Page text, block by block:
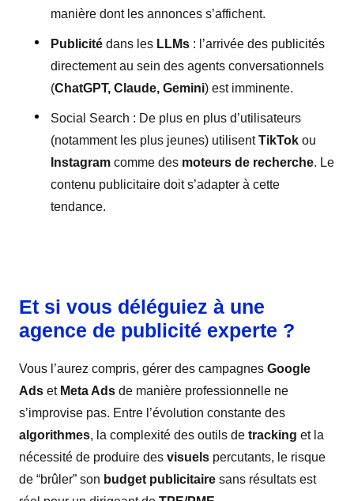
manière dont les annonces s’affichent.
Publicité dans les LLMs : l’arrivée des publicités
directement au sein des agents conversationnels
(ChatGPT, Claude, Gemini) est imminente.
Social Search : De plus en plus d’utilisateurs
(notamment les plus jeunes) utilisentTikTok ou
Instagram comme des moteurs de recherche. Le
contenu publicitaire doit s’adapter à cette
tendance.
Et si vous déléguiez à une
agence de publicité experte ?
Vous l’aurez compris, gérer des campagnes Google
Ads et Meta Ads de manière professionnelle ne
s’improvise pas. Entre l’évolution constante des
algorithmes, la complexité des outils de tracking et la
nécessité de produire des visuels percutants, le risque
de “brûler” son budget publicitaire sans résultats est